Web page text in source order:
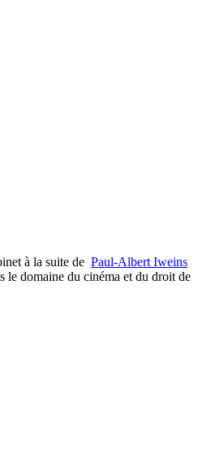
à la suite de Paul-Albert Iweins
le domaine du cinéma et du droit de